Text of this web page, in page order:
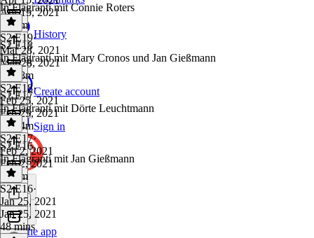
History
Create account
Sign in
Get the app
Apr 15, 2021
1h 5m
In Flagranti mit Connie Roters
S2 E19·
Mar 28, 2021
Mar 28, 2021
1h 18m
S2 E18
In Flagranti mit Mary Cronos und Jan Gießmann
S2 E18·
Feb 25, 2021
Feb 25, 2021
1h 24m
S2 E17
In Flagranti mit Dörte Leuchtmann
S2 E17·
Feb 2, 2021
Feb 2, 2021
1h 6m
S2 E16
In Flagranti mit Jan Gießmann
S2 E16·
Jan 25, 2021
Jan 25, 2021
48 mins